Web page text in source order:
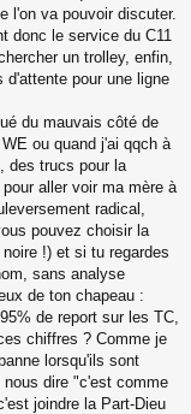
l'on va pouvoir discuter.
donc le service du C11
un trolley, enfin,
d'attente pour une ligne
du mauvais côté de
ou quand j'ai qqch à
des trucs pour la
aller voir ma mère à
radical,
pouvez choisir la
!) et si tu regardes
sans analyse
de ton chapeau :
de report sur les TC,
chiffres ? Comme je
lorsqu'ils sont
dire "c'est comme
joindre la Part-Dieu